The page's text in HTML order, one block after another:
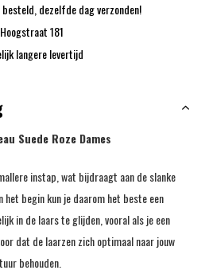
dezelfde dag verzonden!
181
langere levertijd
Suede Roze Dames
instap, wat bijdraagt aan de slanke
begin kun je daarom het beste een
in de laars te glijden, vooral als je een
dat de laarzen zich optimaal naar jouw
behouden.